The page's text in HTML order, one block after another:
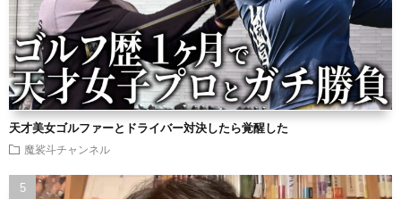
天才美女ゴルファーとドライバー対決したら覚醒した
魔裟斗チャンネル